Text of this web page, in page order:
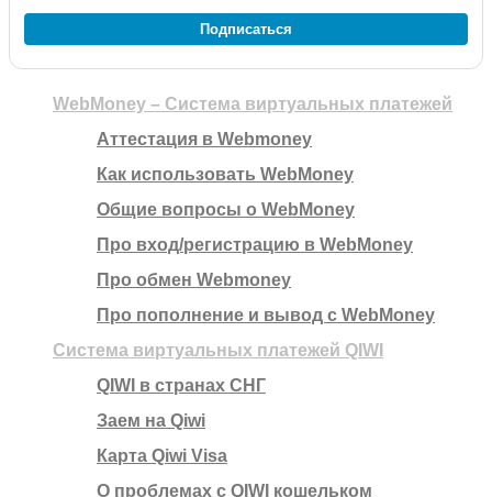
Подписаться
WebMoney – Система виртуальных платежей
Аттестация в Webmoney
Как использовать WebMoney
Общие вопросы о WebMoney
Про вход/регистрацию в WebMoney
Про обмен Webmoney
Про пополнение и вывод с WebMoney
Система виртуальных платежей QIWI
QIWI в странах СНГ
Заем на Qiwi
Карта Qiwi Visa
О проблемах с QIWI кошельком